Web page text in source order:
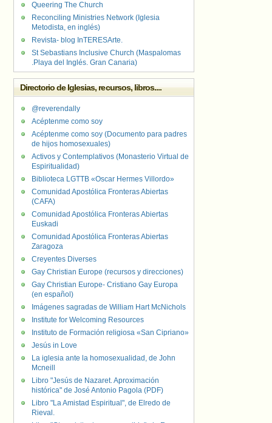
Queering The Church
Reconciling Ministries Network (Iglesia
Metodista, en inglés)
Revista- blog InTERESArte.
St Sebastians Inclusive Church (Maspalomas
.Playa del Inglés. Gran Canaria)
Directorio de Iglesias, recursos, libros....
@reverendally
Acéptenme como soy
Acéptenme como soy (Documento para padres
de hijos homosexuales)
Activos y Contemplativos (Monasterio Virtual de
Espiritualidad)
Biblioteca LGTTB «Oscar Hermes Villordo»
Comunidad Apostólica Fronteras Abiertas
(CAFA)
Comunidad Apostólica Fronteras Abiertas
Euskadi
Comunidad Apostólica Fronteras Abiertas
Zaragoza
Creyentes Diverses
Gay Christian Europe (recursos y direcciones)
Gay Christian Europe- Cristiano Gay Europa
(en español)
Imágenes sagradas de William Hart McNichols
Institute for Welcoming Resources
Instituto de Formación religiosa «San Cipriano»
Jesús in Love
La iglesia ante la homosexualidad, de John
Mcneill
Libro "Jesús de Nazaret. Aproximación
histórica" de José Antonio Pagola (PDF)
Libro "La Amistad Espiritual", de Elredo de
Rieval.